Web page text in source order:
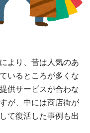
より、昔は人気のあ
いるところが多くな
供サービスが合わな
が、中には商店街が
て復活した事例も出